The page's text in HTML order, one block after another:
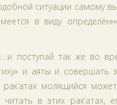
ситуации самому
в виду
поступай так же во
и аяты и совершать
молящийся
в этих рак‘атах,